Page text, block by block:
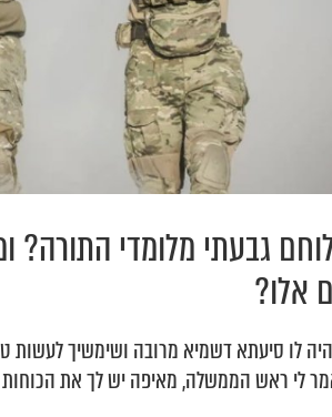
גבעתי מלומדי התורה?
אלו?
לו סיעתא דשמיא מרובה ושימשיך לעשות
לי ראש הממשלה, מאיפה יש לך את